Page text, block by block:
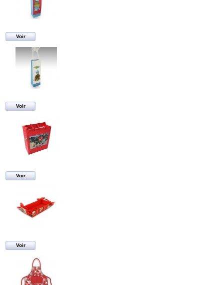
Voir
Voir
Voir
Voir